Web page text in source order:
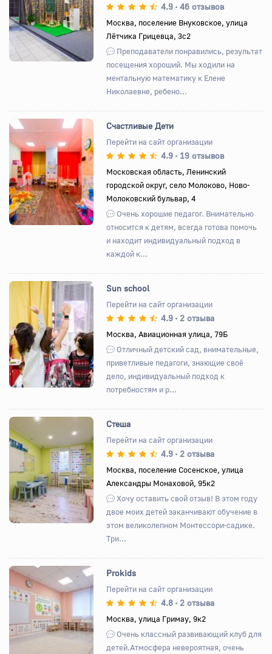
Назад Вперед 4.9 • 46 отзывов
Москва, поселение Внуковское, улица
Лётчика Грицевца, 3с2
Преподаватели понравились, результат
посещения хороший. Мы ходили на
ментальную математику к Елене
Николаевне, ребено...
Назад Вперед
Счастливые Дети
Перейти на сайт организации
4.9 • 19 отзывов
Московская область, Ленинский
городской округ, село Молоково, Ново-
Молоковский бульвар, 4
Очень хорошие педагог. Внимательно
относится к детям, всегда готова помочь
и находит индивидуальный подход в
каждой к...
Назад Вперед
Sun school
Перейти на сайт организации
4.9 • 2 отзыва
Москва, Авиационная улица, 79Б
Отличный детский сад, внимательные,
приветливые педагоги, знающие своё
дело, индивидуальный подход к
потребностям и р...
Назад Вперед
Стеша
Перейти на сайт организации
4.9 • 2 отзыва
Москва, поселение Сосенское, улица
Александры Монаховой, 95к2
Хочу оставить свой отзыв! В этом году
двое моих детей заканчивают обучение в
этом великолепном Монтессори-садике.
Три...
Назад Вперед
Prokids
Перейти на сайт организации
4.8 • 2 отзыва
Москва, улица Гримау, 9к2
Очень классный развивающий клуб для
детей.Атмосфера невероятная, очень